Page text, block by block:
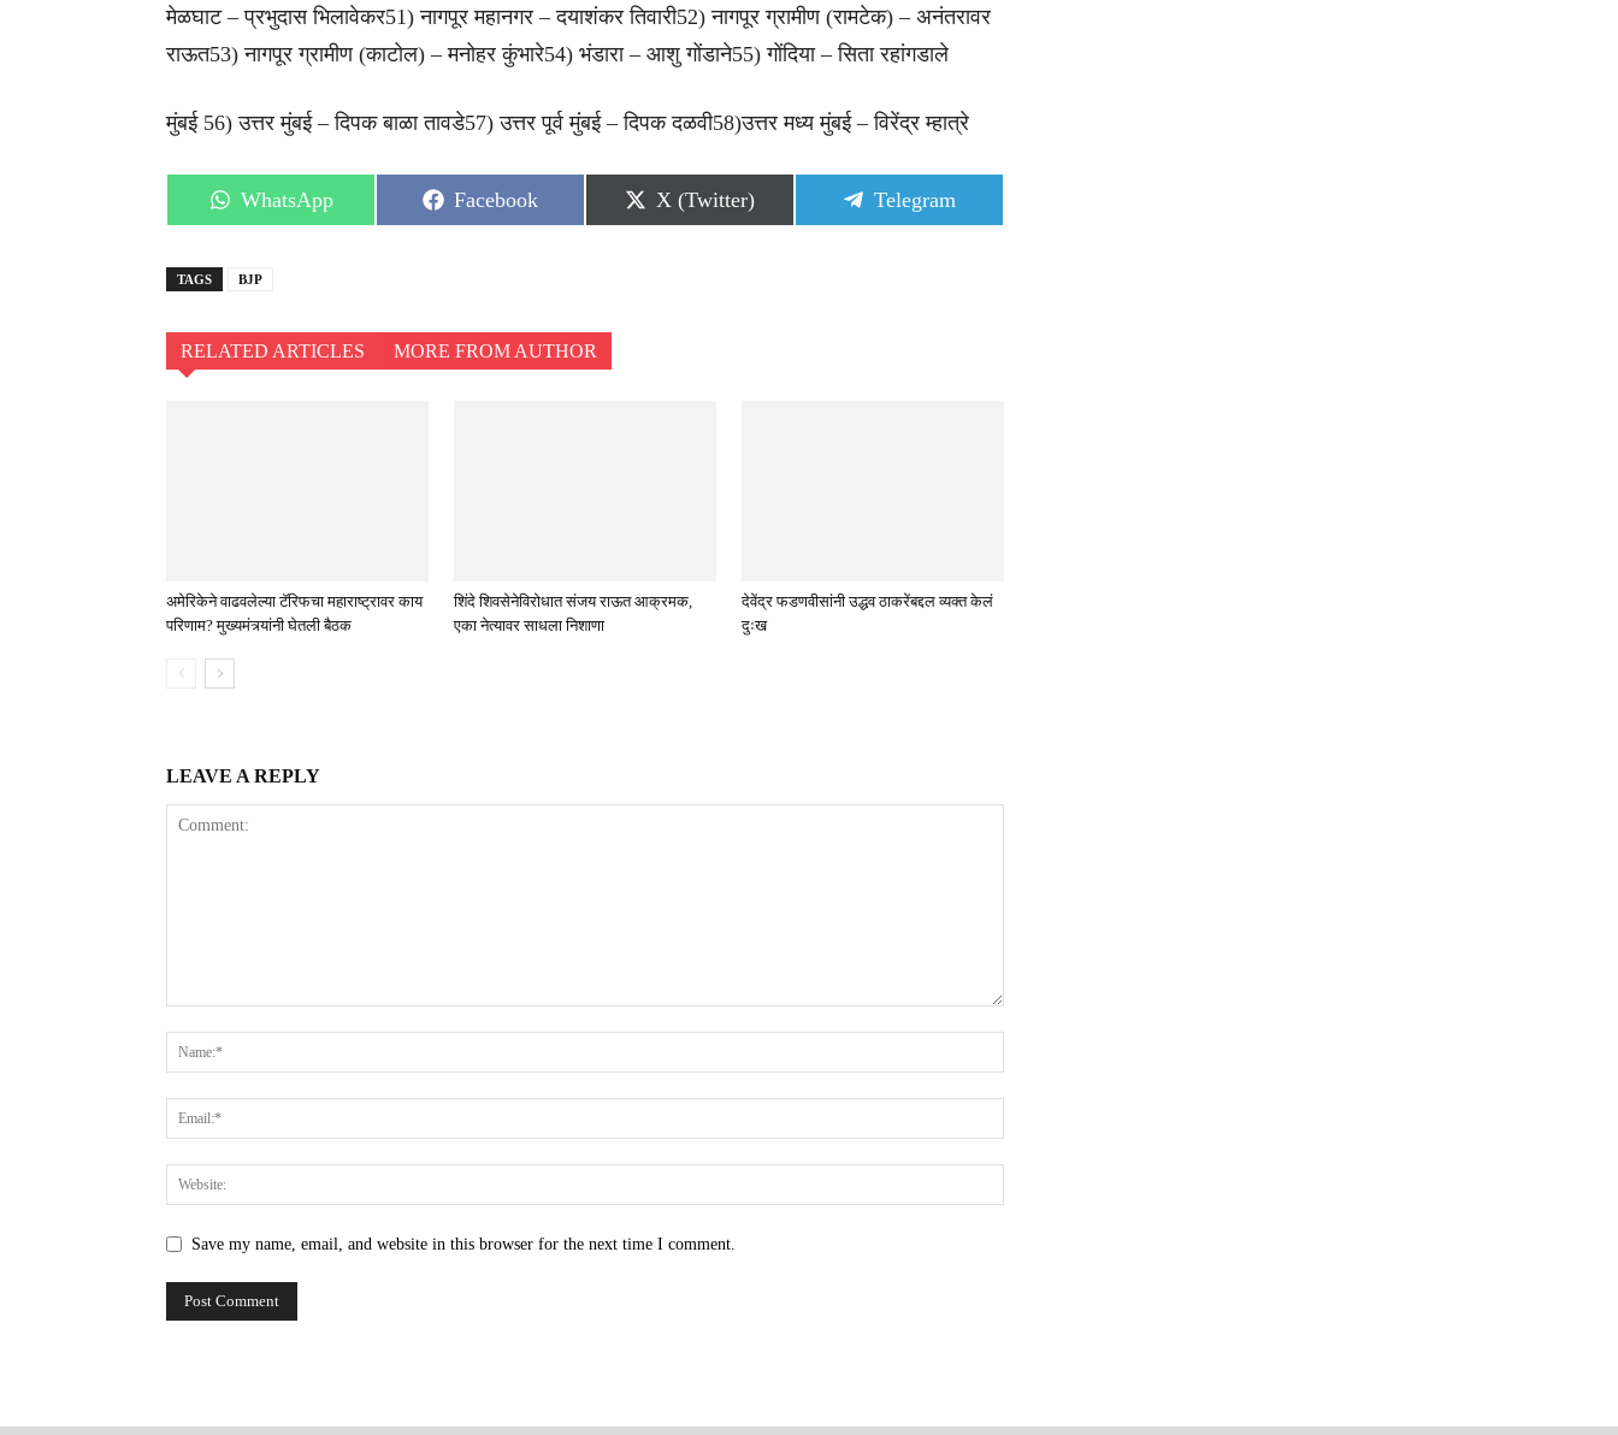
मेळघाट – प्रभुदास भिलावेकर51) नागपूर महानगर – दयाशंकर तिवारी52) नागपूर ग्रामीण (रामटेक) – अनंतरावर
राऊत53) नागपूर ग्रामीण (काटोल) – मनोहर कुंभारे54) भंडारा – आशु गोंडाने55) गोंदिया – सिता रहांगडाले
मुंबई 56) उत्तर मुंबई – दिपक बाळा तावडे57) उत्तर पूर्व मुंबई – दिपक दळवी58)उत्तर मध्य मुंबई – विरेंद्र म्हात्रे
Share
on
WhatsApp
Share
on
Facebook
Share
on
X (Twitter)
Share
on
Telegram
TAGS BJP
RELATED ARTICLES MORE FROM AUTHOR
अमेरिकेने वाढवलेल्या टॅरिफचा महाराष्ट्रावर काय
परिणाम? मुख्यमंत्र्यांनी घेतली बैठक
शिंदे शिवसेनेविरोधात संजय राऊत आक्रमक,
एका नेत्यावर साधला निशाणा
देवेंद्र फडणवीसांनी उद्धव ठाकरेंबद्दल व्यक्त केलं
दुःख
LEAVE A REPLY
Save my name, email, and website in this browser for the next time I comment.